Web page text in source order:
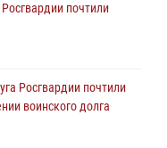
почтили
Росгвардии почтили
воинского долга